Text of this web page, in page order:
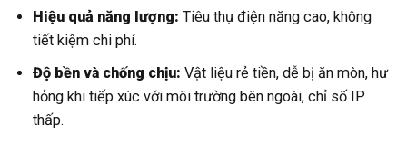
Hiệu quả năng lượng: Tiêu thụ điện năng cao, không
tiết kiệm chi phí.
Độ bền và chống chịu: Vật liệu rẻ tiền, dễ bị ăn mòn, hư
hỏng khi tiếp xúc với môi trường bên ngoài, chỉ số IP
thấp.